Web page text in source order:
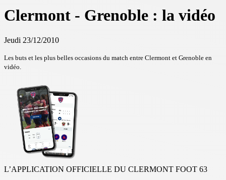
Clermont - Grenoble : la vidéo
Jeudi 23/12/2010
Les buts et les plus belles occasions du match entre Clermont et Grenoble en
vidéo.
L’APPLICATION OFFICIELLE DU CLERMONT FOOT 63